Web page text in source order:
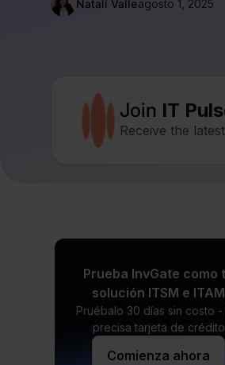
Natalí Valleagosto 1, 2025
Join IT
Receive the
Prueba InvGate como
solución ITSM e ITAM
Pruébalo 30 días sin costo -
precisa tarjeta de crédito
Comienza ahora